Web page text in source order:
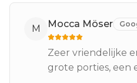
M Mocca Möser
Zeer vriendelijke
grote porties, een